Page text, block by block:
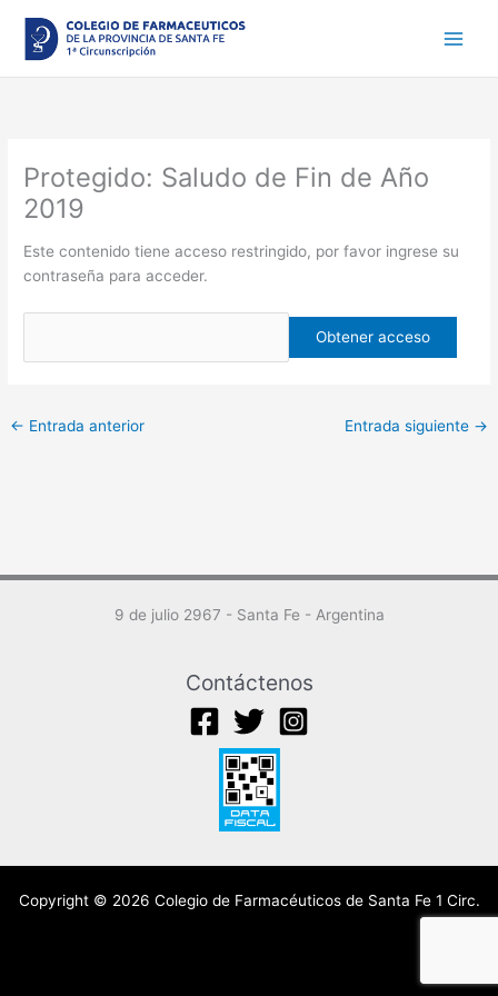
contenido
Protegido: Saludo de Fin de Año
2019
Este contenido tiene acceso restringido, por favor ingrese su
contraseña para acceder.
← Entrada anterior Entrada siguiente →
9 de julio 2967 - Santa Fe - Argentina
Contáctenos
Copyright © 2026 Colegio de Farmacéuticos de Santa Fe 1 Circ.